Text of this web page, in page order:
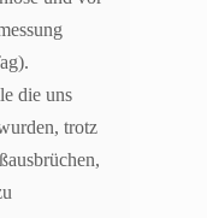
die uns
trotz